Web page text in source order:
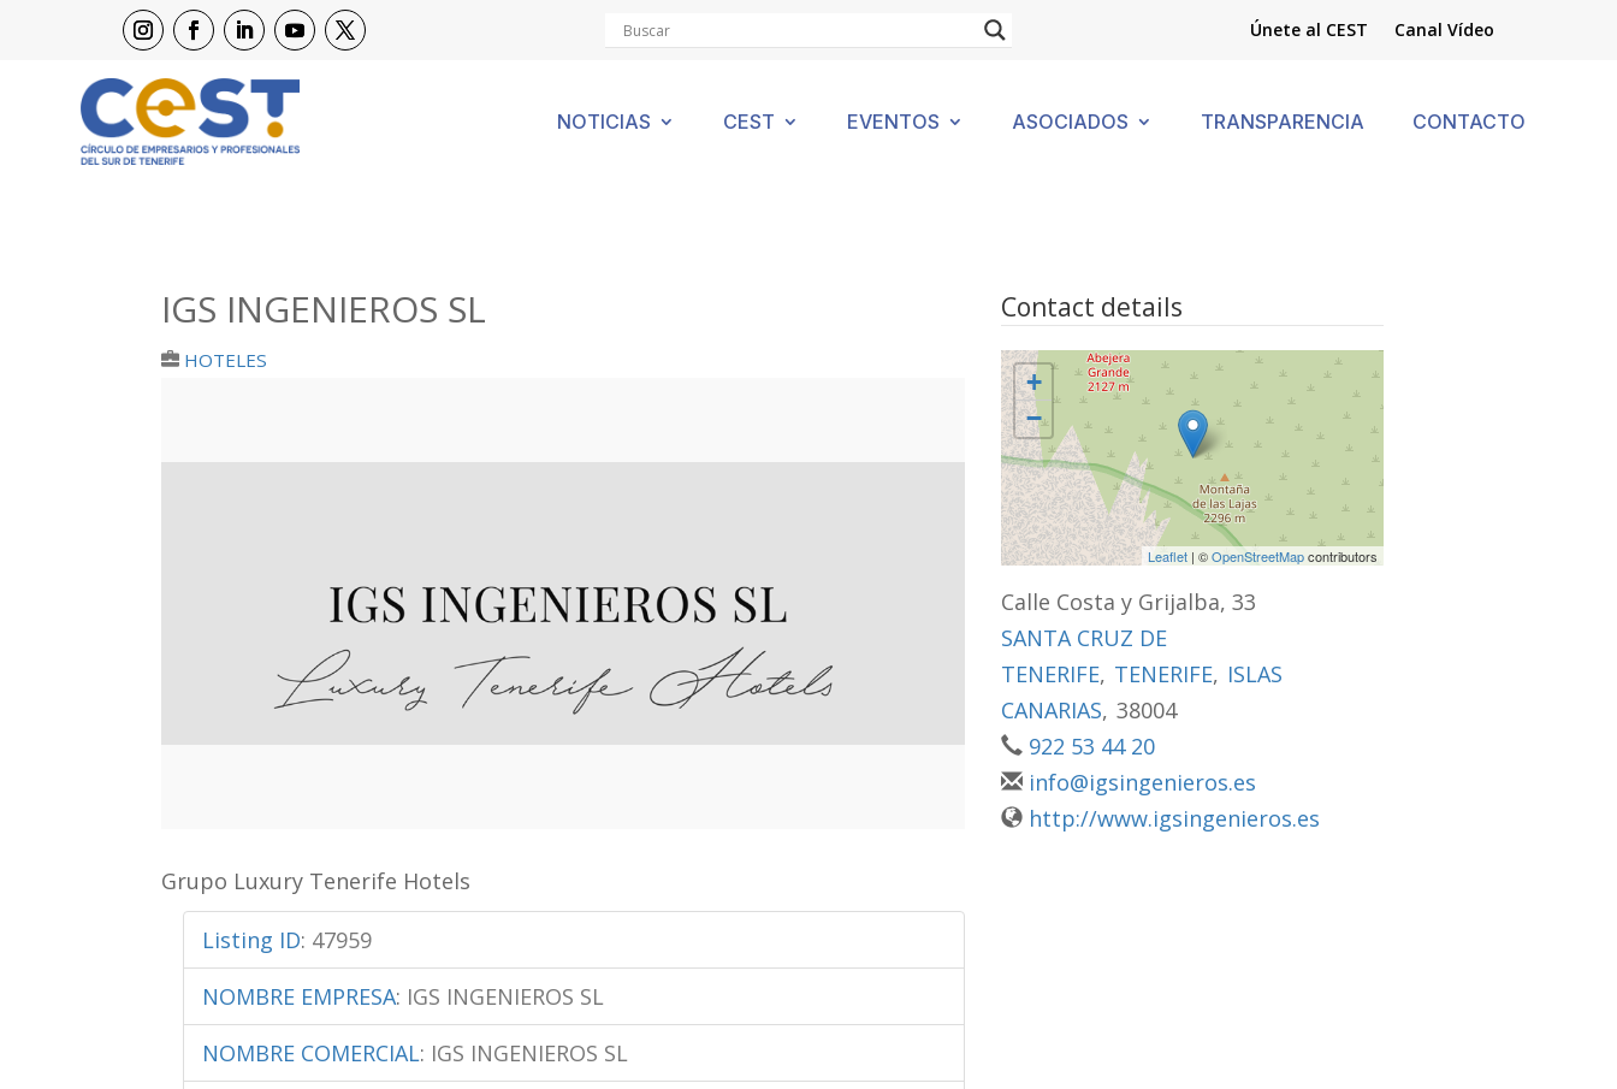
Únete al CEST Canal Vídeo
NOTICIAS CEST EVENTOS ASOCIADOS TRANSPARENCIA CONTACTO
IGS INGENIEROS SL
HOTELES
Grupo Luxury Tenerife Hotels
Listing ID: 47959
NOMBRE EMPRESA: IGS INGENIEROS SL
NOMBRE COMERCIAL: IGS INGENIEROS SL
Contact details
+
−
Leaflet | ©OpenStreetMapcontributors
Calle Costa y Grijalba, 33
SANTA CRUZ DE
TENERIFE, TENERIFE, ISLAS
CANARIAS, 38004
922 53 44 20
info@igsingenieros.es
http://www.igsingenieros.es